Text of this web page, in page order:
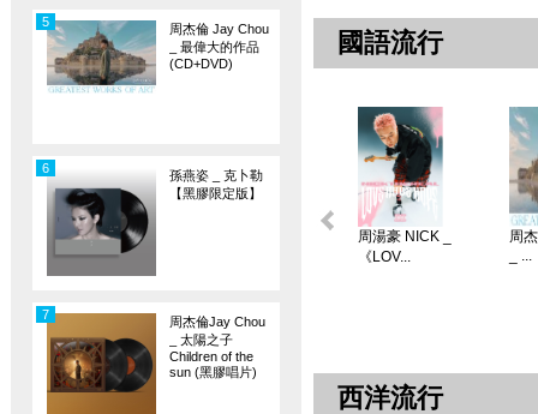
周杰倫 Jay Chou
_ 最偉大的作品
(CD+DVD)
5
孫燕姿 _ 克卜勒
【黑膠限定版】
6
周杰倫Jay Chou
_ 太陽之子
Children of the
sun (黑膠唱片)
7
國語流行
周湯豪 NICK _
《LOV...
周
_ ...
西洋流行